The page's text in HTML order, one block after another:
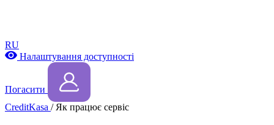
RU
Налаштування доступності
Погасити
CreditKasa / Як працює сервіс